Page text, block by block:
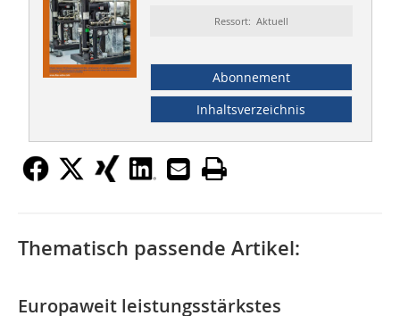
Ressort: Aktuell
Abonnement
Inhaltsverzeichnis
Thematisch passende Artikel:
Europaweit leistungsstärkstes